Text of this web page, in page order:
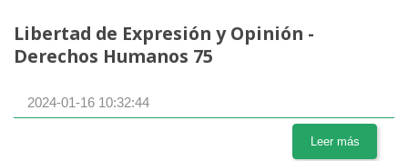
Libertad de Expresión y Opinión -
Derechos Humanos 75
2024-01-16 10:32:44
Leer más